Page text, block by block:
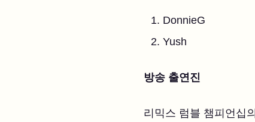
DonnieG
Yush
방송 출연진
리믹스 럼블 챔피언십